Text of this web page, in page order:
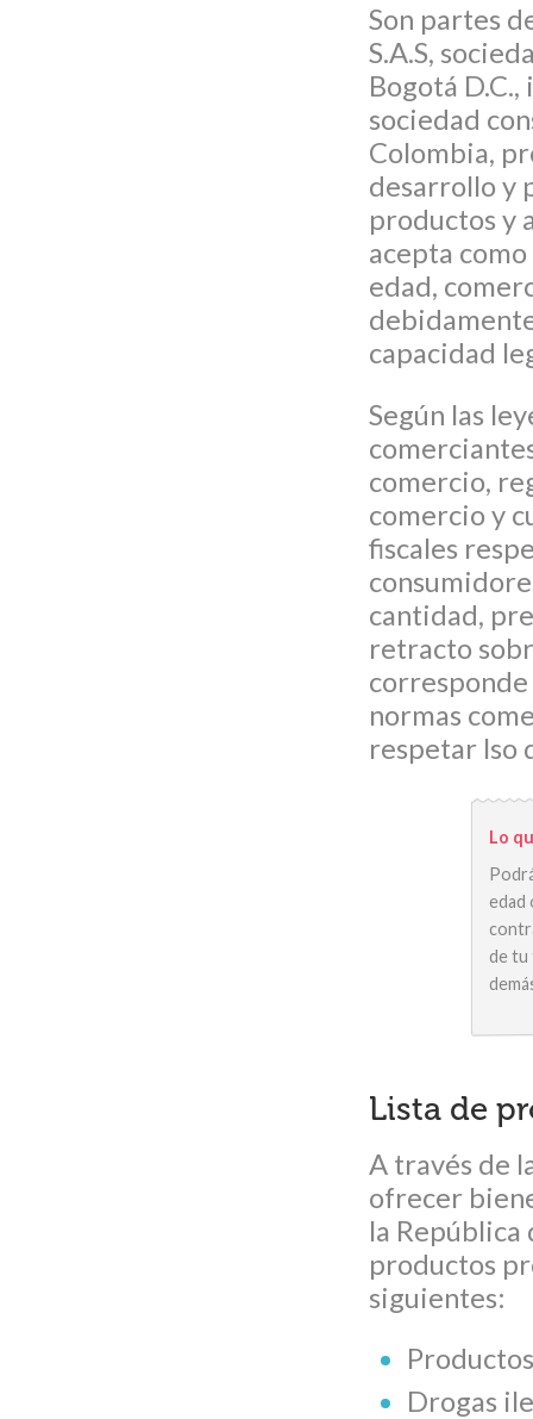
Son partes
S.A.S,
Bogotá
sociedad
Colombia,
desarrollo y
productos y
acepta
edad,
capacidad
Según las
comercio,
comercio y
fiscales
cantidad,
retracto
normas
respetar lso
Lo
edad
de tu
Lista de
A través de
ofrecer
la República
productos
siguientes:
Drogas